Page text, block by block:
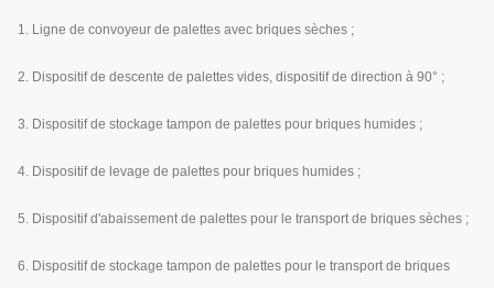
1. Ligne de convoyeur de palettes avec briques sèches ;
2. Dispositif de descente de palettes vides, dispositif de direction à 90° ;
3. Dispositif de stockage tampon de palettes pour briques humides ;
4. Dispositif de levage de palettes pour briques humides ;
5. Dispositif d'abaissement de palettes pour le transport de briques sèches ;
6. Dispositif de stockage tampon de palettes pour le transport de briques